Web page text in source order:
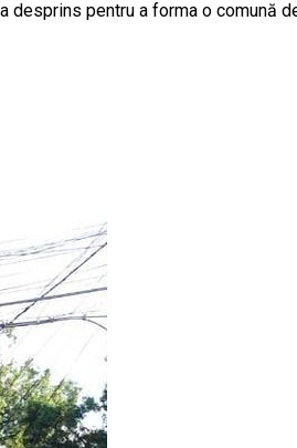
desprins pentru a forma o comună